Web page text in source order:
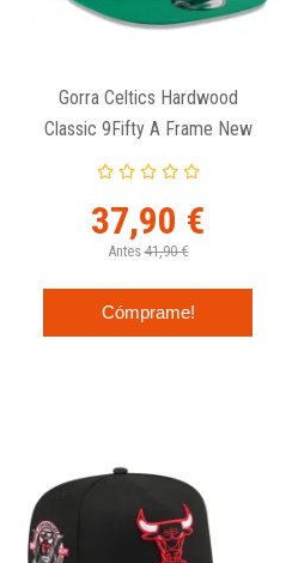
Gorra Celtics Hardwood
Classic 9Fifty A Frame New
Era
37,90 €
Antes 41,90 €
Cómprame!